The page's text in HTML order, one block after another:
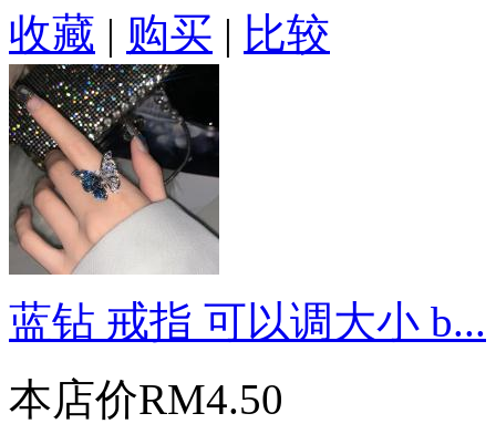
收藏 | 购买 | 比较
蓝钻 戒指 可以调大小 b...
本店价RM4.50